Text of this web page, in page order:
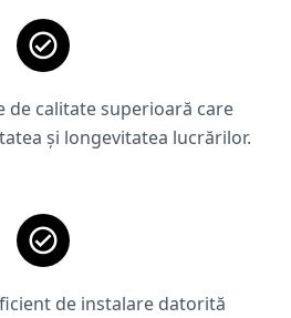
de calitate superioară care
și longevitatea lucrărilor.
de instalare datorită